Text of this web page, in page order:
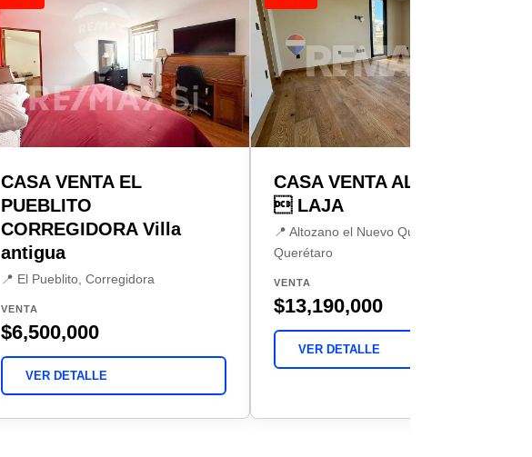
CASA VENTA EL
PUEBLITO
CORREGIDORA Villa
antigua
📍 El Pueblito, Corregidora
VENTA
$6,500,000
VER DETALLE
CASA VENTA ALTOZANO
 LAJA
📍 Altozano el Nuevo Querétaro,
Querétaro
VENTA
$13,190,000
VER DETALLE